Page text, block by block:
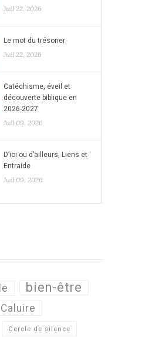
Juil 22, 2026
Le mot du trésorier
Juil 22, 2026
Catéchisme, éveil et
découverte biblique en
2026-2027
Juil 09, 2026
D’ici ou d’ailleurs, Liens et
Entraide
Juil 09, 2026
bien-être
Caluire
Cercle de silence